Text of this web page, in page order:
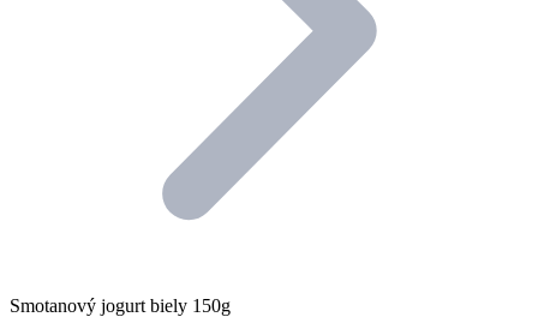
Smotanový jogurt biely 150g